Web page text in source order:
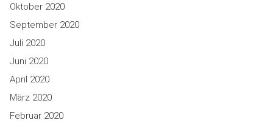
Oktober 2020
September 2020
Juli 2020
Juni 2020
April 2020
März 2020
Februar 2020